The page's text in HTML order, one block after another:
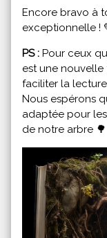
Encore bravo à
exceptionnelle !
PS : Pour ceux
est une
faciliter la
Nous espérons
adaptée pour
de notre arbre 🌳